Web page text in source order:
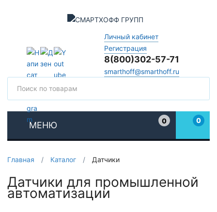
Личный кабинет
Регистрация
8(800)302-57-71
smarthoff@smarthoff.ru
МЕНЮ
0
0
Главная / Каталог / Датчики
Датчики для промышленной
автоматизации